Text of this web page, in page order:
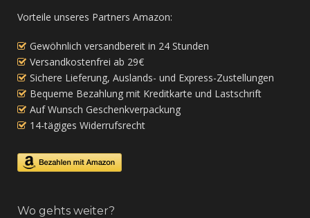
Vorteile unseres Partners Amazon:
Gewöhnlich versandbereit in 24 Stunden
Versandkostenfrei ab 29€
Sichere Lieferung, Auslands- und Express-Zustellungen
Bequeme Bezahlung mit Kreditkarte und Lastschrift
Auf Wunsch Geschenkverpackung
14-tägiges Widerrufsrecht
Wo gehts weiter?